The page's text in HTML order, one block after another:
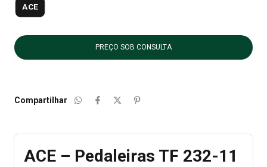
ACE
Compartilhar
ACE – Pedaleiras TF 232-11